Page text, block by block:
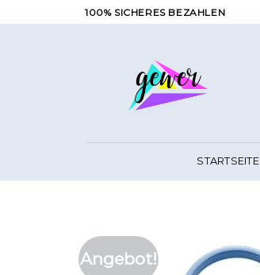
Inhalt
100% SICHERES BEZAHLEN
STARTSEITE
Angebot!